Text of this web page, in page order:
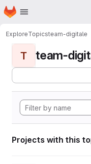
Skip to main content
Homepage
ExploreTopicsteam-digitale
T team-
Projects with this